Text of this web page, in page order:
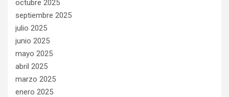
octubre 2025
septiembre 2025
julio 2025
junio 2025
mayo 2025
abril 2025
marzo 2025
enero 2025